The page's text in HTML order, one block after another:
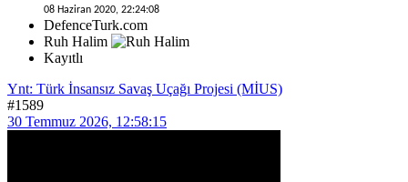
08 Haziran 2020, 22:24:08
DefenceTurk.com
Ruh Halim
Kayıtlı
Ynt: Türk İnsansız Savaş Uçağı Projesi (MİUS)
#1589
30 Temmuz 2026, 12:58:15